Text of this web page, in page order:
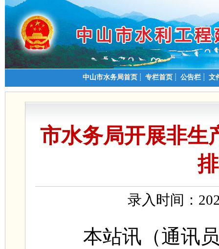
中山市水务局首页 ┊ 专栏首页 ┊ 公告栏 ┊ 文
市水务局开展非生
录入时间：
本站讯（通讯